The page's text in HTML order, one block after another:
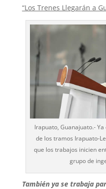
“Los Trenes Llegarán a
Irapuato, Guanajuato.-
de los tramos Irapuato-
que los trabajos inicien
grupo de
También ya se trabaja